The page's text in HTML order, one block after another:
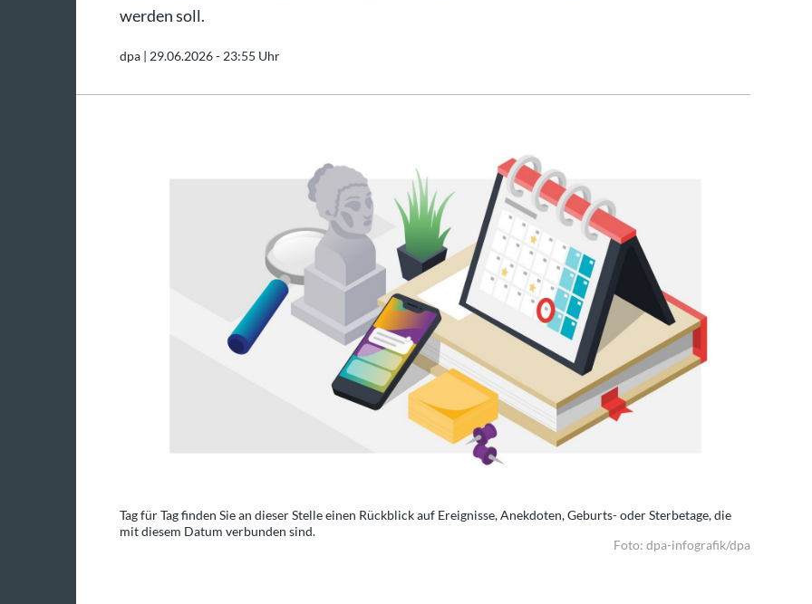
werden soll.
dpa | 29.06.2026 - 23:55 Uhr
Tag für Tag finden Sie an dieser Stelle einen Rückblick auf Ereignisse, Anekdoten, Geburts- oder Sterbetage, die
mit diesem Datum verbunden sind.
Foto: dpa-infografik/dpa